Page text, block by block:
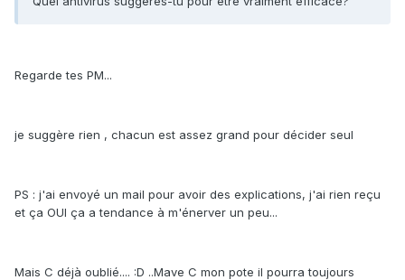
Regarde tes PM...
je suggère rien , chacun est assez grand pour décider seul
PS : j'ai envoyé un mail pour avoir des explications, j'ai rien reçu
et ça OUI ça a tendance à m'énerver un peu...
Mais C déjà oublié.... :D ..Mave C mon pote il pourra toujours